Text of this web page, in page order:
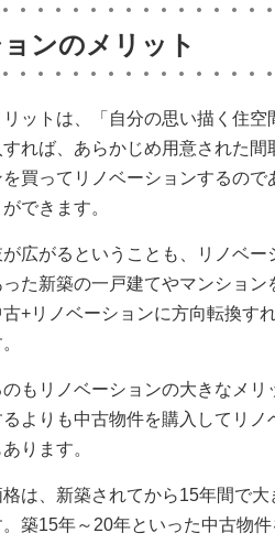
ンのメリット
ットは、「自分の思い描く住
れば、あらかじめ用意された
買ってリノベーションするの
できます。
広がるということも、リノベ
た新築の一戸建てやマンショ
+リノベーションに方向転換す
もリノベーションの大きなメ
よりも中古物件を購入してリ
ります。
は、新築されてから15年間で
。築15年～20年といった中古物